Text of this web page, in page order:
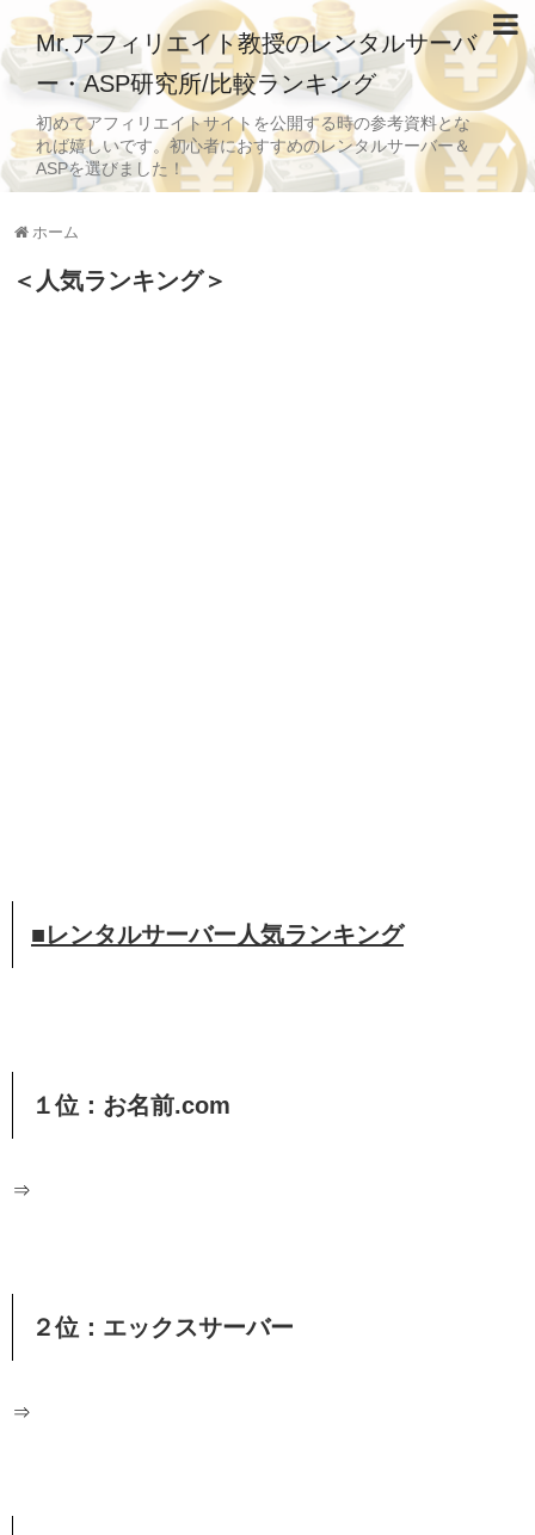
Mr.アフィリエイト教授のレンタルサーバ
ー・ASP研究所/比較ランキング
初めてアフィリエイトサイトを公開する時の参考資料とな
れば嬉しいです。初心者におすすめのレンタルサーバー＆
ASPを選びました！
ホーム
＜人気ランキング＞
■レンタルサーバー人気ランキング
１位：お名前.com
⇒
２位：エックスサーバー
⇒